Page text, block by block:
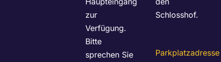
zur
Verfügung.
Bitte
sprechen Sie
Schlosshof.
Parkplatzadresse